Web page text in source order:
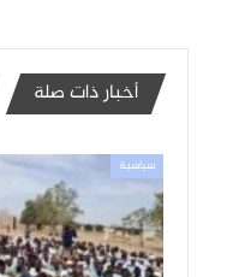
أخبار ذات صلة
سياسية